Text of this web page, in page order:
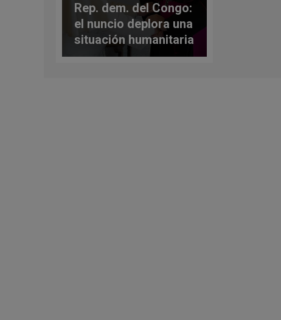
Rep. dem. del Congo:
el nuncio deplora una
situación humanitaria
preocupante